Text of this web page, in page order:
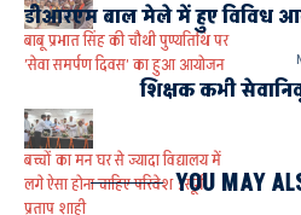
बाबू प्रभात सिंह की चौथी पुण्यतिथि पर
’सेवा समर्पण दिवस’ का हुआ आयोजन
बच्चों का मन घर से ज्यादा विद्यालय में
लगे ऐसा होना चाहिए परिवेश : सूर्य
प्रताप शाही
डीआरएम बाल मेले में हुए विविध
शिक्षक कभी
YOU MAY